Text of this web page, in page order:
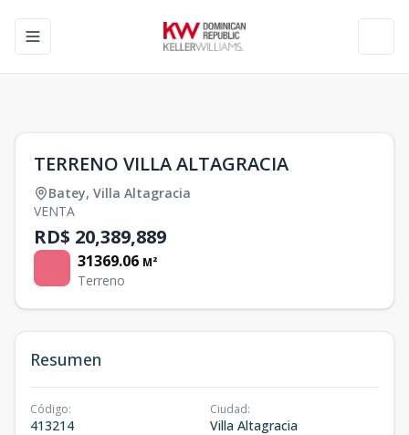
Toggle navigation menu
TERRENO VILLA ALTAGRACIA
Batey, Villa Altagracia
VENTA
RD$ 20,389,889
31369.06 M²
Terreno
Resumen
Código:
413214
Ciudad:
Villa Altagracia